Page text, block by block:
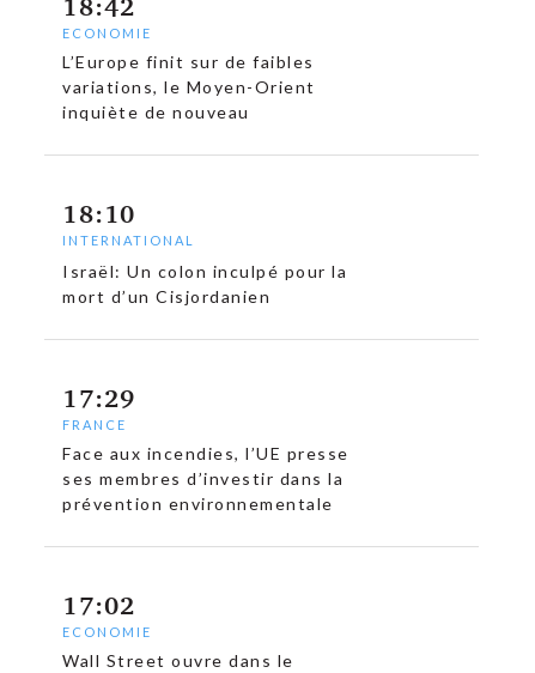
ECONOMIE
L’Europe finit sur de faibles
variations, le Moyen-Orient
inquiète de nouveau
18:10
INTERNATIONAL
Israël: Un colon inculpé pour la
mort d’un Cisjordanien
17:29
FRANCE
Face aux incendies, l’UE presse
ses membres d’investir dans la
prévention environnementale
17:02
ECONOMIE
Wall Street ouvre dans le